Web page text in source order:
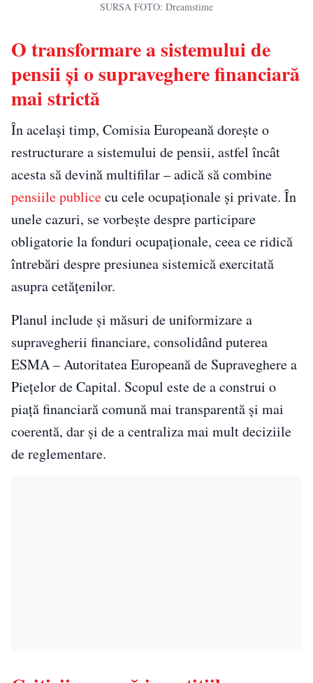
SURSA FOTO: Dreamstime
O transformare a sistemului de
pensii și o supraveghere financiară
mai strictă
În același timp, Comisia Europeană dorește o
restructurare a sistemului de pensii, astfel încât
acesta să devină multifilar – adică să combine
pensiile publicecu cele ocupaționale și private. În
unele cazuri, se vorbește despre participare
obligatorie la fonduri ocupaționale, ceea ce ridică
întrebări despre presiunea sistemică exercitată
asupra cetățenilor.
Planul include și măsuri de uniformizare a
supravegherii financiare, consolidând puterea
ESMA – Autoritatea Europeană de Supraveghere a
Piețelor de Capital. Scopul este de a construi o
piață financiară comună mai transparentă și mai
coerentă, dar și de a centraliza mai mult deciziile
de reglementare.